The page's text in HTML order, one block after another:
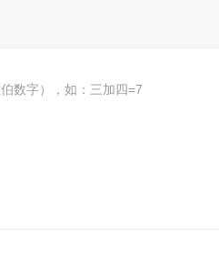
数字），如：三加四=7